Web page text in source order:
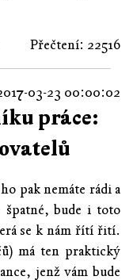
Přečtení: 22516
03-23 00:00:02
práce:
pak nemáte rádi a
bude i toto
se k nám řítí řití.
má ten praktický
jenž vám bude